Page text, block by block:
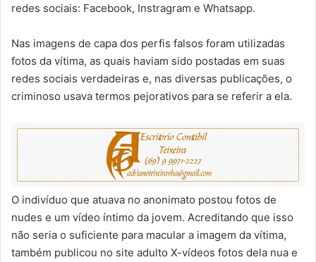
redes sociais: Facebook, Instragram e Whatsapp.
Nas imagens de capa dos perfis falsos foram utilizadas
fotos da vítima, as quais haviam sido postadas em suas
redes sociais verdadeiras e, nas diversas publicações, o
criminoso usava termos pejorativos para se referir a ela.
O indivíduo que atuava no anonimato postou fotos de
nudes e um vídeo íntimo da jovem. Acreditando que isso
não seria o suficiente para macular a imagem da vítima,
também publicou no site adulto X-vídeos fotos dela nua e